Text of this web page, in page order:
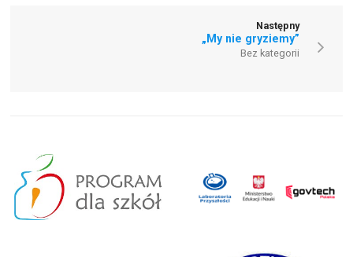
Następny
„My nie gryziemy”
Bez kategorii